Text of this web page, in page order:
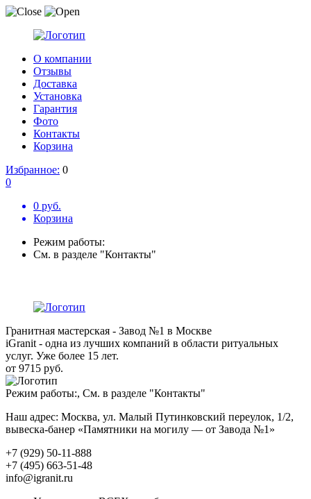
О компании
Отзывы
Доставка
Установка
Гарантия
Фото
Контакты
Корзина
Избранное: 0
0
0 руб.
Корзина
Режим работы:
См. в разделе "Контакты"
Гранитная мастерская - Завод №1 в Москве
iGranit - одна из лучших компаний в области ритуальных
услуг. Уже более 15 лет.
от 9715 руб.
Режим работы:, См. в разделе "Контакты"
Наш адрес: Москва, ул. Малый Путинковский переулок, 1/2,
вывеска-банер «Памятники на могилу — от Завода №1»
+7 (929) 50-11-888
+7 (495) 663-51-48
info@igranit.ru